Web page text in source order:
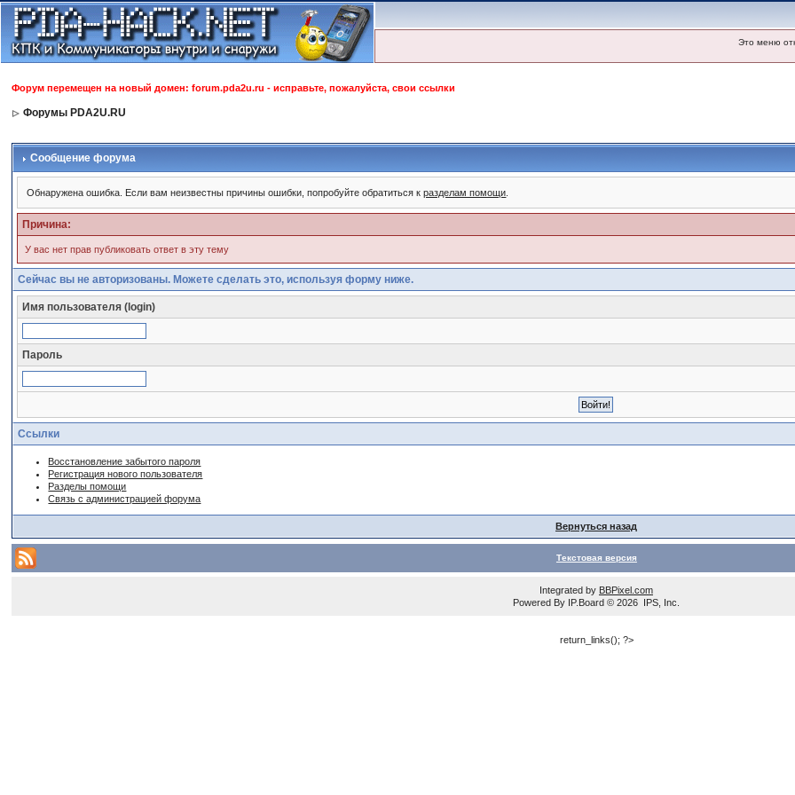
Это меню
Форум перемещен на новый домен: forum.pda2u.ru - исправьте, пожалуйста, свои ссылки
Форумы PDA2U.RU
Сообщение форума
Обнаружена ошибка. Если вам неизвестны причины ошибки, попробуйте обратиться кразделам помощи
Причина:
У вас нет прав публиковать ответ в эту тему
Сейчас вы не авторизованы. Можете сделать это, используя форму ниже.
Имя пользователя (login)
Пароль
Ссылки
Восстановление забытого пароля
Регистрация нового пользователя
Разделы помощи
Связь с администрацией форума
Вернуться назад
Текстовая версия
Integrated by BBPixel.com
Powered By IP.Board© 2026 IPS, Inc
return_links(); ?>